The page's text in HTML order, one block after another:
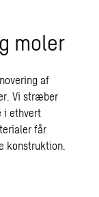
moler
af
Vi stræber
i ethvert
får
konstruktion.